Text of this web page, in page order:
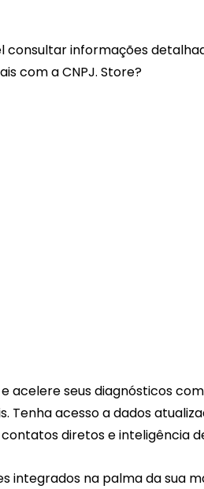
consultar informações
com a CNPJ. Store?
e acelere seus diagnósticos
Tenha acesso a dados
diretos e inteligência
integrados na palma da sua